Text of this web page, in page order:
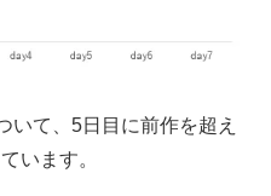
いて、5日目に前作を超え
います。